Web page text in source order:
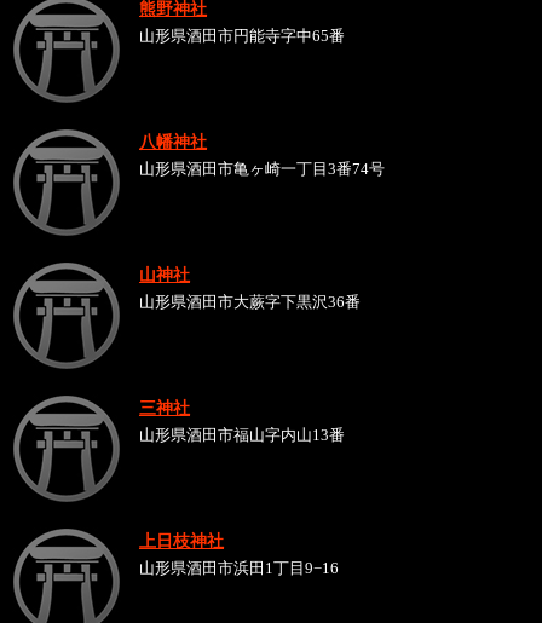
熊野神社
山形県酒田市円能寺字中65番
八幡神社
山形県酒田市亀ヶ崎一丁目3番74号
山神社
山形県酒田市大蕨字下黒沢36番
三神社
山形県酒田市福山字内山13番
上日枝神社
山形県酒田市浜田1丁目9−16